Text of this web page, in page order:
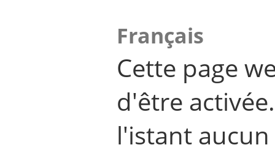
Français
Cette page
d'être
l'istant